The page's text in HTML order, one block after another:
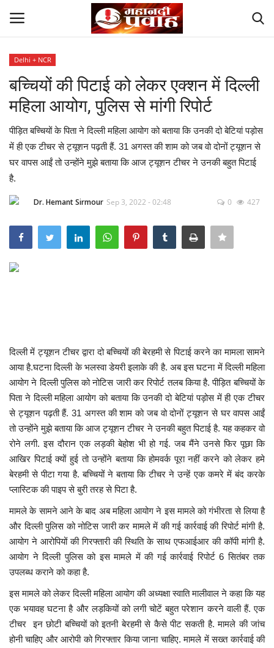
Home
Contact
देश
मनोरंजन
राज्य
दुनिया
लाइफस्टाइल
वीडियो
ज्योतिष
संस्कृति मंच
Delhi + NCR
बच्चियों की पिटाई को लेकर एक्शन में दिल्ली
महिला आयोग, पुलिस से मांगी रिपोर्ट
पीड़ित बच्चियों के पिता ने दिल्ली महिला आयोग को बताया कि उनकी दो बेटियां पड़ोस
में ही एक टीचर से ट्यूशन पढ़ती हैं. 31 अगस्त की शाम को जब वो दोनों ट्यूशन से
घर वापस आईं तो उन्होंने मुझे बताया कि आज ट्यूशन टीचर ने उनकी बहुत पिटाई
है.
Dr. Hemant Sirmour Sep 3, 2022 - 02:48 0 427
दिल्ली में ट्यूशन टीचर द्वारा दो बच्चियों की बेरहमी से पिटाई करने का मामला सामने
आया है.घटना दिल्ली के भलस्वा डेयरी इलाके की है. अब इस घटना में दिल्ली महिला
आयोग ने दिल्ली पुलिस को नोटिस जारी कर रिपोर्ट तलब किया है. पीड़ित बच्चियों के
पिता ने दिल्ली महिला आयोग को बताया कि उनकी दो बेटियां पड़ोस में ही एक टीचर
से ट्यूशन पढ़ती हैं. 31 अगस्त की शाम को जब वो दोनों ट्यूशन से घर वापस आईं
तो उन्होंने मुझे बताया कि आज ट्यूशन टीचर ने उनकी बहुत पिटाई है. यह कहकर वो
रोने लगी. इस दौरान एक लड़की बेहोश भी हो गई. जब मैंने उनसे फिर पूछा कि
आखिर पिटाई क्यों हुई तो उन्होंने बताया कि होमवर्क पूरा नहीं करने को लेकर हमे
बेरहमी से पीटा गया है. बच्चियों ने बताया कि टीचर ने उन्हें एक कमरे में बंद करके
प्लास्टिक की पाइप से बुरी तरह से पिटा है.
मामले के सामने आने के बाद अब महिला आयोग ने इस मामले को गंभीरता से लिया है
और दिल्ली पुलिस को नोटिस जारी कर मामले में की गई कार्रवाई की रिपोर्ट मांगी है.
आयोग ने आरोपियों की गिरफ्तारी की स्थिति के साथ एफआईआर की कॉपी मांगी है.
आयोग ने दिल्ली पुलिस को इस मामले में की गई कार्रवाई रिपोर्ट 6 सितंबर तक
उपलब्ध कराने को कहा है.
इस मामले को लेकर दिल्ली महिला आयोग की अध्यक्षा स्वाति मालीवाल ने कहा कि यह
एक भयावह घटना है और लड़कियों को लगी चोटें बहुत परेशान करने वाली हैं. एक
टीचर इन छोटी बच्चियों को इतनी बेरहमी से कैसे पीट सकती है. मामले की जांच
होनी चाहिए और आरोपी को गिरफ्तार किया जाना चाहिए. मामले में सख्त कार्रवाई की